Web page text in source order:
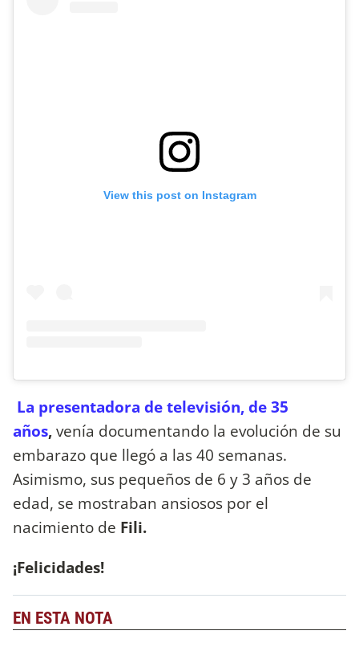
View this post on Instagram
La presentadora de televisión, de 35
años,venía documentando la evolución de su
embarazo que llegó a las 40 semanas.
Asimismo, sus pequeños de 6 y 3 años de
edad, se mostraban ansiosos por el
nacimiento de Fili.
¡Felicidades!
EN ESTA NOTA